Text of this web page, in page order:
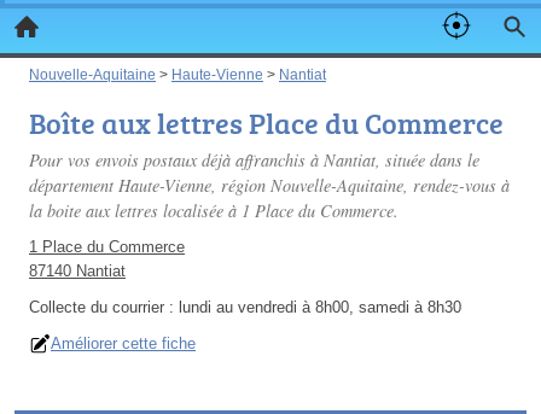
Nouvelle-Aquitaine > Haute-Vienne > Nantiat
Boîte aux lettres Place du Commerce
Pour vos envois postaux déjà affranchis à Nantiat, située dans le
département Haute-Vienne, région Nouvelle-Aquitaine, rendez-vous à
la boite aux lettres localisée à 1 Place du Commerce.
1 Place du Commerce
87140 Nantiat
Collecte du courrier : lundi au vendredi à 8h00, samedi à 8h30
Améliorer cette fiche